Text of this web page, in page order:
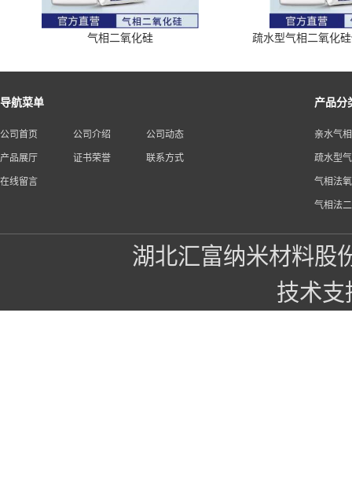
气相二氧化硅 疏水型气相二氧化
导航菜单
公司首页 公司介绍 公司动态
产品展厅 证书荣誉 联系方式
在线留言
产品分
亲水气
疏水型
气相法
气相法
湖北汇富纳米材料股
技术